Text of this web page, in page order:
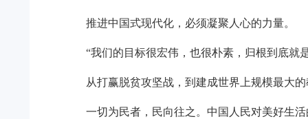
推进中国式现代化，必须凝聚人心的力量。
“我们的目标很宏伟，也很朴素，归根到底就
从打赢脱贫攻坚战，到建成世界上规模最大
一切为民者，民向往之。中国人民对美好生